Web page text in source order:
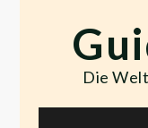
content
Die